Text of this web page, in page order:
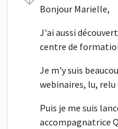
Bonjour Marielle,
J'ai aussi
centre de
Je m'y suis
webinaires, lu,
Puis je me suis
accompagnatrice